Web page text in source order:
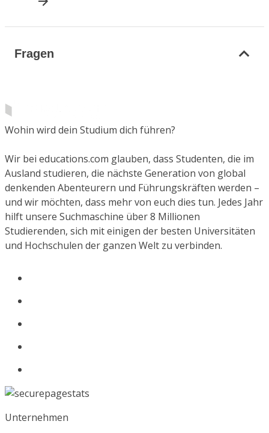
Fragen
Wohin wird dein Studium dich führen?
Wir bei educations.com glauben, dass Studenten, die im
Ausland studieren, die nächste Generation von global
denkenden Abenteurern und Führungskräften werden –
und wir möchten, dass mehr von euch dies tun. Jedes Jahr
hilft unsere Suchmaschine über 8 Millionen
Studierenden, sich mit einigen der besten Universitäten
und Hochschulen der ganzen Welt zu verbinden.
Unternehmen